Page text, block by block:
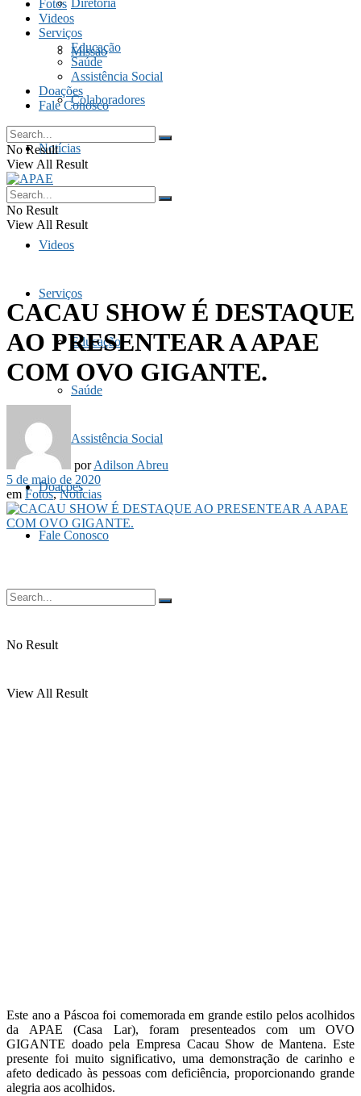
Diretoria
Missão
Colaboradores
Notícias
Fotos
Videos
Serviços
Educação
Saúde
Assistência Social
Doações
Fale Conosco
No Result
View All Result
Fotos
Videos
Serviços
Educação
Saúde
Assistência Social
Doações
Fale Conosco
No Result
View All Result
No Result
View All Result
CACAU SHOW É DESTAQUE
AO PRESENTEAR A APAE
COM OVO GIGANTE.
por Adilson Abreu
5 de maio de 2020
em Fotos,Notícias
Este ano a Páscoa foi comemorada em grande estilo pelos acolhidos
da APAE (Casa Lar), foram presenteados com um OVO
GIGANTE doado pela Empresa Cacau Show de Mantena. Este
presente foi muito significativo, uma demonstração de carinho e
afeto dedicado às pessoas com deficiência, proporcionando grande
alegria aos acolhidos.